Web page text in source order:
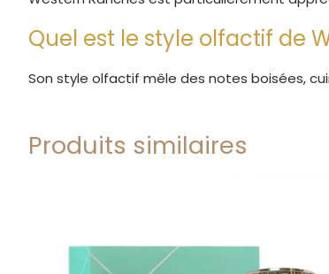
Quel est le style olfactif de
Son style olfactif mêle des notes boisées,
Produits similaires